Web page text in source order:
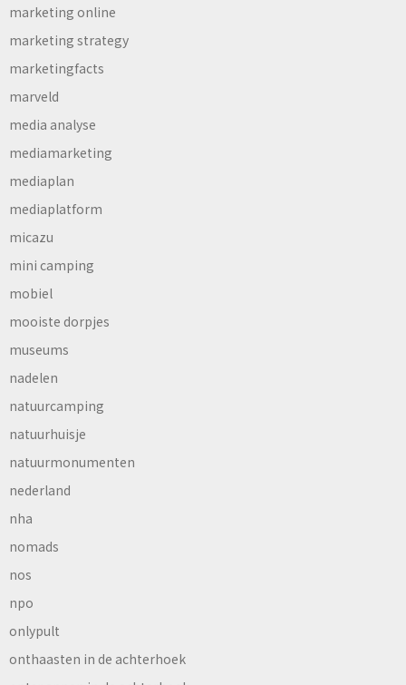
marketing online
marketing strategy
marketingfacts
marveld
media analyse
mediamarketing
mediaplan
mediaplatform
micazu
mini camping
mobiel
mooiste dorpjes
museums
nadelen
natuurcamping
natuurhuisje
natuurmonumenten
nederland
nha
nomads
nos
npo
onlypult
onthaasten in de achterhoek